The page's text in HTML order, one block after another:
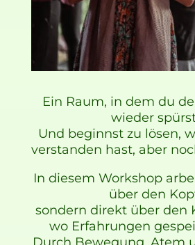
Ein Raum, in dem du
wieder
Und beginnst zu lösen,
verstanden hast, aber
In diesem Workshop
über den
sondern direkt über den
wo Erfahrungen